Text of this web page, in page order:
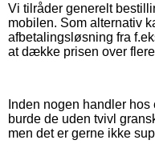
Vi tilråder generelt
mobilen. Som alternativ
afbetalingsløsning fra
at dække prisen over
Inden nogen handler
burde de uden tvivl
men det er gerne ikke